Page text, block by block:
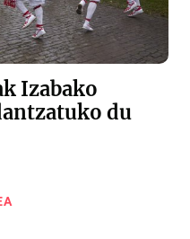
Izabako
du